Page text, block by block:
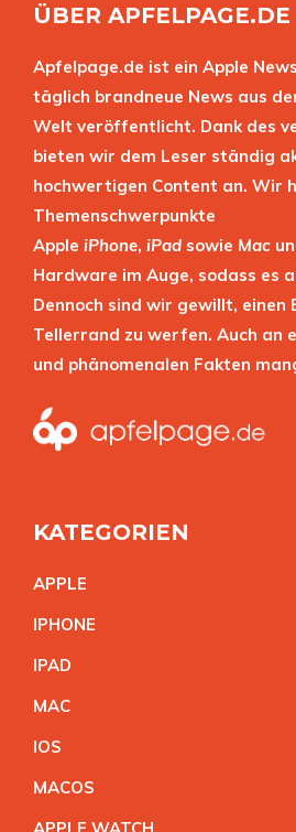
ÜBER APFELPAGE.DE
Apfelpage.de ist ein Apple
täglich brandneue News aus
Welt veröffentlicht. Dank des
bieten wir dem Leser ständig
hochwertigen Content an. Wir
Themenschwerpunkte
Apple iPhone, iPad sowie Mac
Hardware im Auge, sodass es
Dennoch sind wir gewillt, einen
Tellerrand zu werfen. Auch an
und phänomenalen Fakten
KATEGORIEN
APPLE
IPHONE
IPAD
MAC
IOS
MACOS